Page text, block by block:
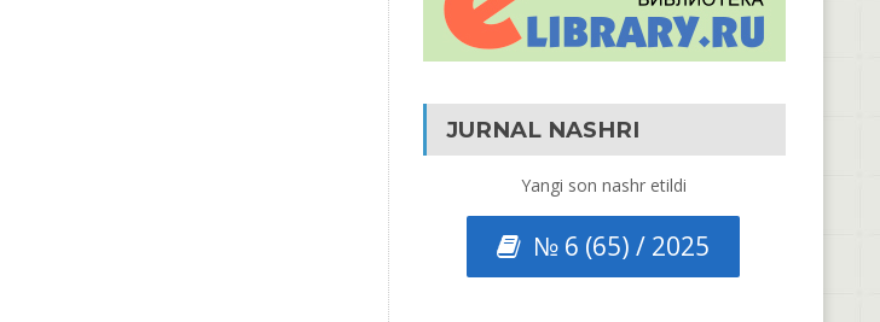
JURNAL NASHRI
Yangi son nashr etildi
№ 6 (65) / 2025